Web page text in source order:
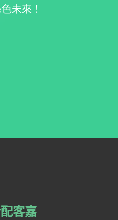
未來！
客嘉